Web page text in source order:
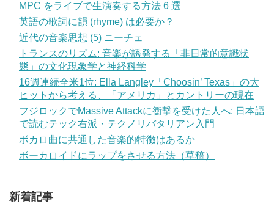
MPC をライブで生演奏する方法 6 選
英語の歌詞に韻 (rhyme) は必要か？
近代の音楽思想 (5) ニーチェ
トランスのリズム: 音楽が誘発する「非日常的意識状
態」の文化現象学と神経科学
16週連続全米1位: Ella Langley「Choosin’ Texas」の大
ヒットから考える、「アメリカ」とカントリーの現在
フジロックでMassive Attackに衝撃を受けた人へ: 日本語
で読むテック右派・テクノリバタリアン入門
ボカロ曲に共通した音楽的特徴はあるか
ボーカロイドにラップをさせる方法（草稿）
新着記事